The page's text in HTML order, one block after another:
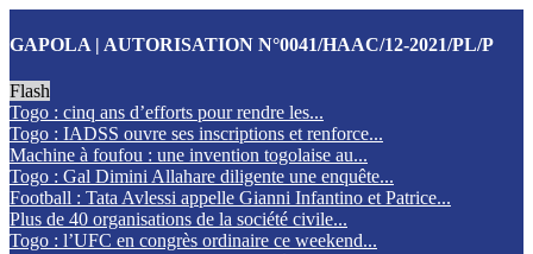
GAPOLA | AUTORISATION N°0041/HAAC/12-2021/PL/P
Flash
Togo : cinq ans d’efforts pour rendre les...
Togo : IADSS ouvre ses inscriptions et renforce...
Machine à foufou : une invention togolaise au...
Togo : Gal Dimini Allahare diligente une enquête...
Football : Tata Avlessi appelle Gianni Infantino et Patrice...
Plus de 40 organisations de la société civile...
Togo : l’UFC en congrès ordinaire ce weekend...